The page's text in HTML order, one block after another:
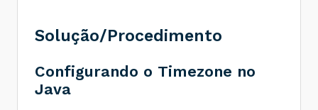
Solução/Procedimento
Configurando o Timezone no
Java